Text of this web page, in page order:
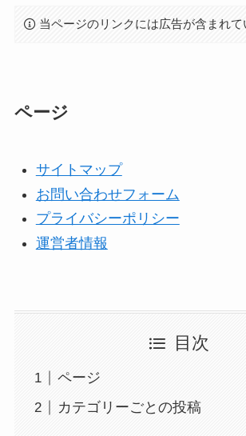
当ページのリンクには広告が含まれて
ページ
サイトマップ
お問い合わせフォーム
プライバシーポリシー
運営者情報
目次
ページ
カテゴリーごとの投稿